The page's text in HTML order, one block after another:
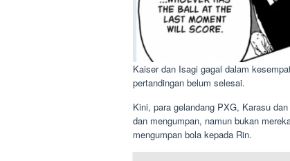
Kaiser dan Isagi gagal dalam
pertandingan belum selesai.
Kini, para gelandang PXG, Karasu
dan mengumpan, namun bukan
mengumpan bola kepada Rin.